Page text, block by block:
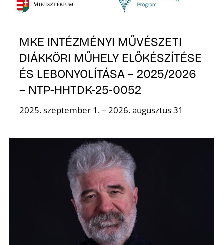
MKE INTÉZMÉNYI MŰVÉSZETI
DIÁKKÖRI MŰHELY ELŐKÉSZÍTÉSE
ÉS LEBONYOLÍTÁSA – 2025/2026
– NTP-HHTDK-25-0052
2025. szeptember 1. – 2026. augusztus 31